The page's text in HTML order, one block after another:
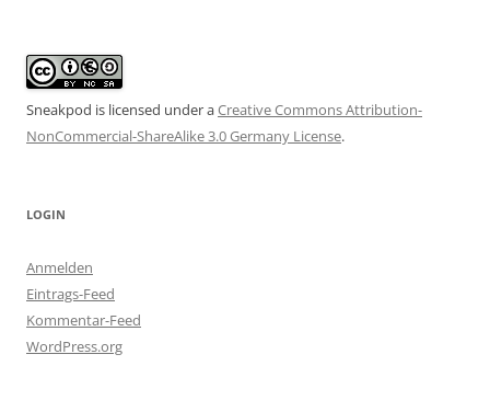
Sneakpod is licensed under aCreative Commons Attribution-
NonCommercial-ShareAlike 3.0 Germany License.
LOGIN
Anmelden
Eintrags-Feed
Kommentar-Feed
WordPress.org